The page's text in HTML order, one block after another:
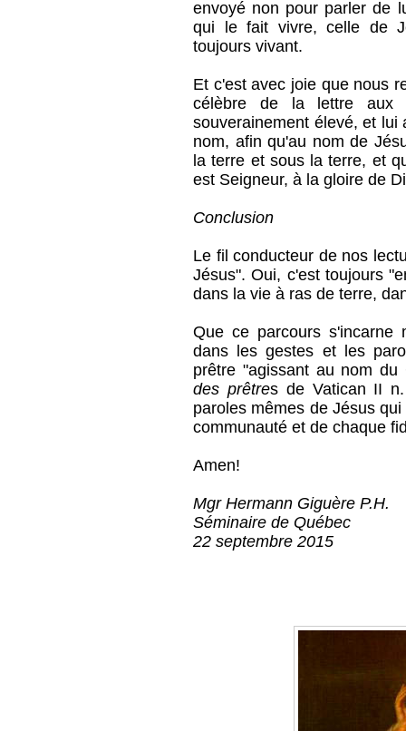
envoyé non pour parler de
qui le fait vivre, celle de
toujours vivant.
Et c'est avec joie que nous
célèbre de la lettre aux
souverainement élevé, et
nom, afin qu'au nom de
la terre et sous la terre, et
est Seigneur, à la gloire de
Conclusion
Le fil conducteur de nos
Jésus". Oui, c'est toujours
dans la vie à ras de terre,
Que ce parcours s'incarne
dans les gestes et les
prêtre "agissant au nom du
des prêtres de Vatican II
paroles mêmes de Jésus
communauté et de chaque
Amen!
Mgr Hermann Giguère P.H.
Séminaire de Québec
22 septembre 2015